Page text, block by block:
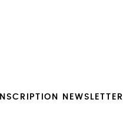
INSCRIPTION NEWSLETTER